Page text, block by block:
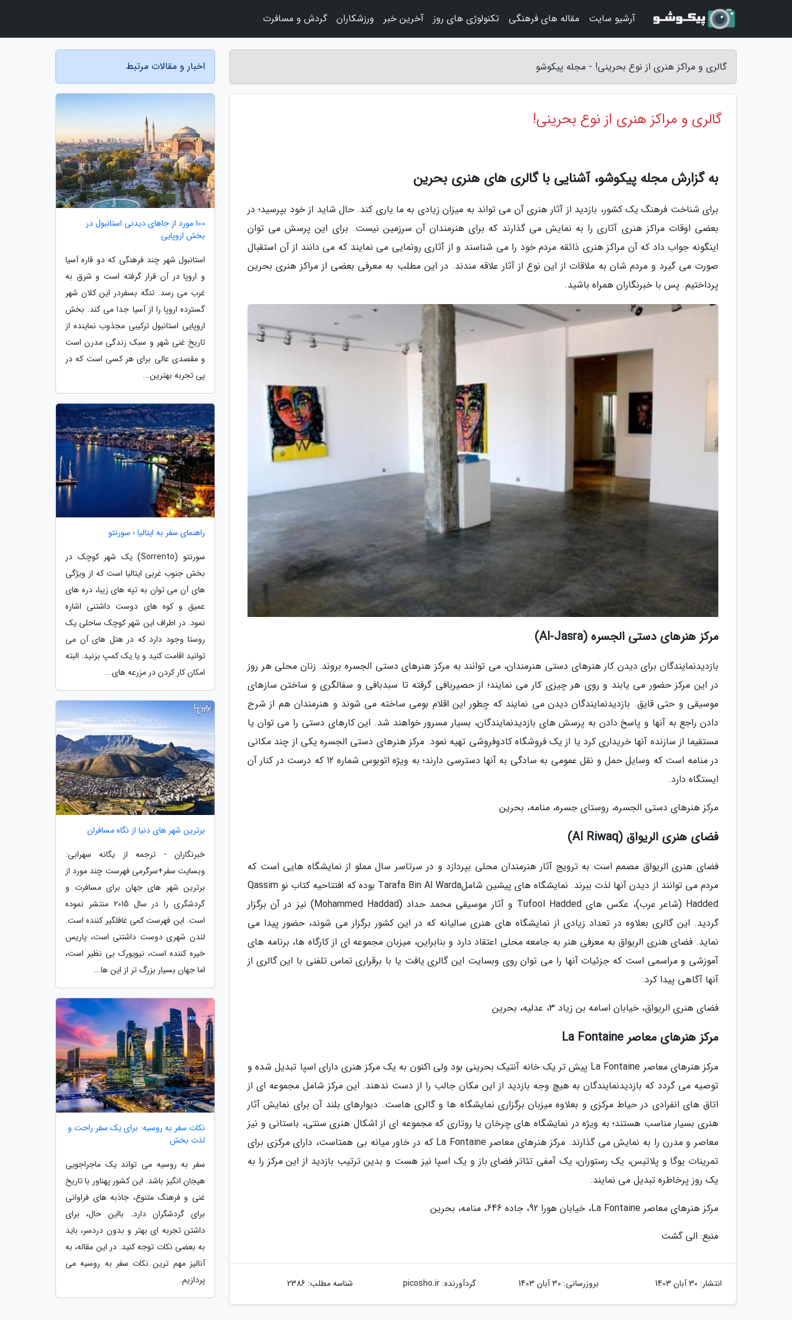
گالری و مراکز هنری از نوع بحرینی! - مجله پیکوشو
گالری و مراکز هنری از نوع بحرینی!
به گزارش مجله پیکوشو، آشنایی با گالری های هنری بحرین
برای شناخت فرهنگ یک کشور، بازدید از آثار هنری آن می تواند به میزان زیادی به ما یاری کند. حال شاید از خود بپرسید؛ در
بعضی اوقات مراکز هنری آثاری را به نمایش می گذارند که برای هنرمندان آن سرزمین نیست. برای این پرسش می توان
اینگونه جواب داد که آن مراکز هنری ذائقه مردم خود را می شناسند و از آثاری رونمایی می نمایند که می دانند از آن استقبال
صورت می گیرد و مردم شان به ملاقات از این نوع از آثار علاقه مندند. در این مطلب به معرفی بعضی از مراکز هنری بحرین
پرداختیم. پس با خبرنگاران همراه باشید.
مرکز هنرهای دستی الجسره (Al-Jasra)
بازدیدنمایندگان برای دیدن کار هنرهای دستی هنرمندان، می توانند به مرکز هنرهای دستی الجسره بروند. زنان محلی هر روز
در این مرکز حضور می یابند و روی هر چیزی کار می نمایند؛ از حصیربافی گرفته تا سبدبافی و سفالگری و ساختن سازهای
موسیقی و حتی قایق. بازدیدنمایندگان دیدن می نمایند که چطور این اقلام بومی ساخته می شوند و هنرمندان هم از شرح
دادن راجع به آنها و پاسخ دادن به پرسش های بازدیدنمایندگان، بسیار مسرور خواهند شد. این کارهای دستی را می توان یا
مستقیما از سازنده آنها خریداری کرد یا از یک فروشگاه کادوفروشی تهیه نمود. مرکز هنرهای دستی الجسره یکی از چند مکانی
در منامه است که وسایل حمل و نقل عمومی به سادگی به آنها دسترسی دارند؛ به ویژه اتوبوس شماره 12 که درست در کنار آن
ایستگاه دارد.
مرکز هنرهای دستی الجسره، روستای جسره، منامه، بحرین
فضای هنری الریواق (Al Riwaq)
فضای هنری الریواق مصمم است به ترویج آثار هنرمندان محلی بپردازد و در سرتاسر سال مملو از نمایشگاه هایی است که
مردم می توانند از دیدن آنها لذت ببرند. نمایشگاه های پیشین شاملTarafa Bin Al Warda بوده که افتتاحیه کتاب نو Qassim
Hadded (شاعر عرب)، عکس های Tufool Hadded و آثار موسیقی محمد حداد (Mohammed Haddad) نیز در آن برگزار
گردید. این گالری بعلاوه در تعداد زیادی از نمایشگاه های هنری سالیانه که در این کشور برگزار می شوند، حضور پیدا می
نماید. فضای هنری الریواق به معرفی هنر به جامعه محلی اعتقاد دارد و بنابراین، میزبان مجموعه ای از کارگاه ها، برنامه های
آموزشی و مراسمی است که جزئیات آنها را می توان روی وبسایت این گالری یافت یا با برقراری تماس تلفنی با این گالری از
آنها آگاهی پیدا کرد.
فضای هنری الریواق، خیابان اسامه بن زیاد 3، عدلیه، بحرین
مرکز هنرهای معاصر La Fontaine
مرکز هنرهای معاصر La Fontaine پیش تر یک خانه آنتیک بحرینی بود ولی اکنون به یک مرکز هنری دارای اسپا تبدیل شده و
توصیه می گردد که بازدیدنمایندگان به هیچ وجه بازدید از این مکان جالب را از دست ندهند. این مرکز شامل مجموعه ای از
اتاق های انفرادی در حیاط مرکزی و بعلاوه میزبان برگزاری نمایشگاه ها و گالری هاست. دیوارهای بلند آن برای نمایش آثار
هنری بسیار مناسب هستند؛ به ویژه در نمایشگاه های چرخان یا روتاری که مجموعه ای از اشکال هنری سنتی، باستانی و نیز
معاصر و مدرن را به نمایش می گذارند. مرکز هنرهای معاصر La Fontaine که در خاور میانه بی همتاست، دارای مرکزی برای
تمرینات یوگا و پلاتیس، یک رستوران، یک آمفی تئاتر فضای باز و یک اسپا نیز هست و بدین ترتیب بازدید از این مرکز را به
یک روز پرخاطره تبدیل می نمایند.
مرکز هنرهای معاصر La Fontaine، خیابان هورا 92، جاده 646، منامه، بحرین
منبع: الی گشت
انتشار: 30 آبان 1403 بروزرسانی: 30 آبان 1403 گردآورنده:picosho.ir شناسه مطلب: 2386
اخبار و مقالات مرتبط
100 مورد از جاهای دیدنی استانبول در
بخش اروپایی
استانبول شهر چند فرهنگی که دو قاره آسیا
و اروپا در آن قرار گرفته است و شرق به
غرب می رسد. تنگه بسفردر این کلان شهر
گسترده اروپا را از آسیا جدا می کند. بخش
اروپایی استانبول ترکیبی مجذوب نماینده از
تاریخ غنی شهر و سبک زندگی مدرن است
و مقصدی عالی برای هر کسی است که در
پی تجربه بهترین...
راهنمای سفر به ایتالیا ؛ سورنتو
سورنتو (Sorrento) یک شهر کوچک در
بخش جنوب غربی ایتالیا است که از ویژگی
های آن می توان به تپه های زیبا، دره های
عمیق و کوه های دوست داشتنی اشاره
نمود. در اطراف این شهر کوچک ساحلی یک
روستا وجود دارد که در هتل های آن می
توانید اقامت کنید و یا یک کمپ بزنید. البته
امکان کار کردن در مزرعه های...
برترین شهر های دنیا از نگاه مسافران
خبرنگاران - ترجمه از یگانه سهرابی:
وبسایت سفر+سرگرمی فهرست چند مورد از
برترین شهر های جهان برای مسافرت و
گردشگری را در سال 2015 منتشر نموده
است. این فهرست کمی غافلگیر کننده است.
لندن شهری دوست داشتنی است، پاریس
خیره کننده است، نیویورک بی نظیر است،
اما جهان بسیار بزرگ تر از این ها...
نکات سفر به روسیه: برای یک سفر راحت و
لذت بخش
سفر به روسیه می تواند یک ماجراجویی
هیجان انگیز باشد. این کشور پهناور با تاریخ
غنی و فرهنگ متنوع، جاذبه های فراوانی
برای گردشگران دارد. بااین حال، برای
داشتن تجربه ای بهتر و بدون دردسر، باید
به بعضی نکات توجه کنید. در این مقاله، به
آنالیز مهم ترین نکات سفر به روسیه می
پردازیم.
آرشیو سایت مقاله های فرهنگی تکنولوژی های روز آخرین خبر ورزشکاران گردش و مسافرت